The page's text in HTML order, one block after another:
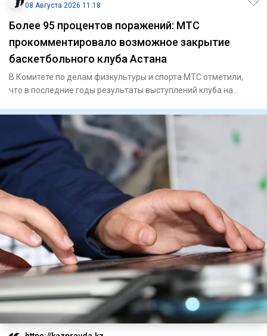
08 Августа 2026 11:18
Более 95 процентов поражений: МТС
прокомментировало возможное закрытие
баскетбольного клуба Астана
В Комитете по делам физкультуры и спорта МТС отметили,
что в последние годы результаты выступлений клуба на